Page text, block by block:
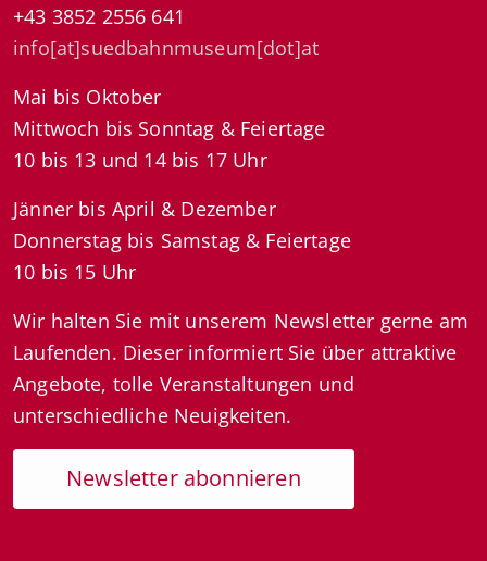
+43 3852 2556 641
info[at]suedbahnmuseum[dot]at
Mai bis Oktober
Mittwoch bis Sonntag & Feiertage
10 bis 13 und 14 bis 17 Uhr
Jänner bis April & Dezember
Donnerstag bis Samstag & Feiertage
10 bis 15 Uhr
Wir halten Sie mit unserem Newsletter gerne am
Laufenden. Dieser informiert Sie über attraktive
Angebote, tolle Veranstaltungen und
unterschiedliche Neuigkeiten.
Newsletter abonnieren